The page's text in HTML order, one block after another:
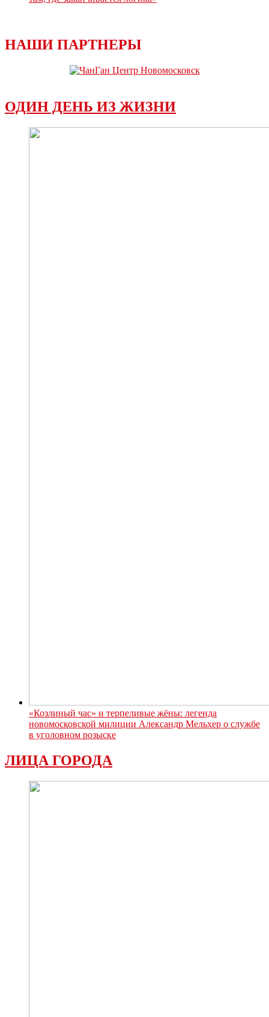
НАШИ ПАРТНЕРЫ
ОДИН ДЕНЬ ИЗ ЖИЗНИ
«Козлиный час» и терпеливые жёны: легенда
новомосковской милиции Александр Мельхер о службе
в уголовном розыске
ЛИЦА ГОРОДА